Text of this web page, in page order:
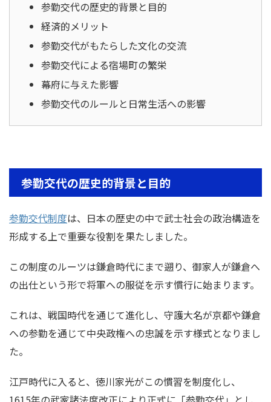
参勤交代の歴史的背景と目的
経済的メリット
参勤交代がもたらした文化の交流
参勤交代による宿場町の繁栄
幕府に与えた影響
参勤交代のルールと日常生活への影響
参勤交代の歴史的背景と目的
参勤交代制度は、日本の歴史の中で武士社会の政治構造を
形成する上で重要な役割を果たしました。
この制度のルーツは鎌倉時代にまで遡り、御家人が鎌倉へ
の出仕という形で将軍への服従を示す慣行に始まります。
これは、戦国時代を通じて進化し、守護大名が京都や鎌倉
への参勤を通じて中央政権への忠誠を示す様式となりまし
た。
江戸時代に入ると、徳川家光がこの慣習を制度化し、